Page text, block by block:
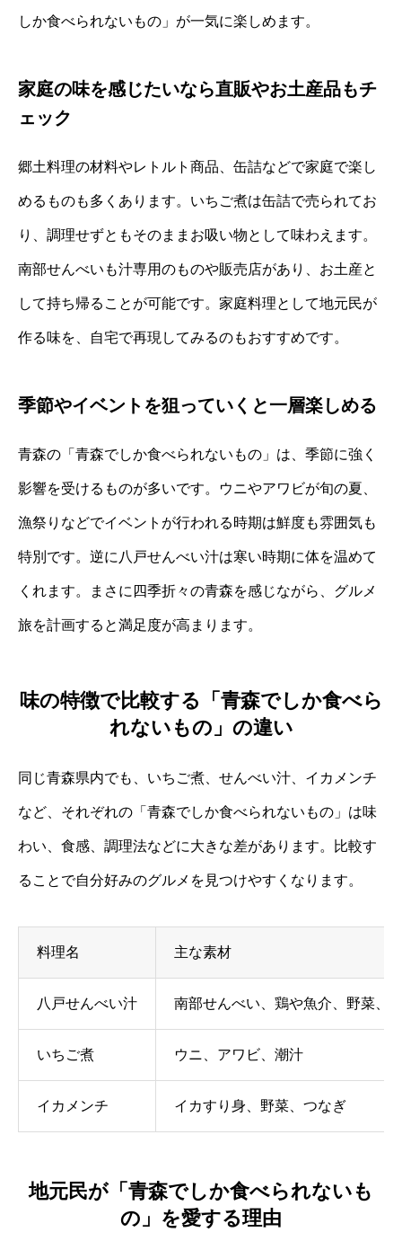
しか食べられないもの」が一気に楽しめます。
家庭の味を感じたいなら直販やお土産品もチ
ェック
郷土料理の材料やレトルト商品、缶詰などで家庭で楽し
めるものも多くあります。いちご煮は缶詰で売られてお
り、調理せずともそのままお吸い物として味わえます。
南部せんべいも汁専用のものや販売店があり、お土産と
して持ち帰ることが可能です。家庭料理として地元民が
作る味を、自宅で再現してみるのもおすすめです。
季節やイベントを狙っていくと一層楽しめる
青森の「青森でしか食べられないもの」は、季節に強く
影響を受けるものが多いです。ウニやアワビが旬の夏、
漁祭りなどでイベントが行われる時期は鮮度も雰囲気も
特別です。逆に八戸せんべい汁は寒い時期に体を温めて
くれます。まさに四季折々の青森を感じながら、グルメ
旅を計画すると満足度が高まります。
味の特徴で比較する「青森でしか食べら
れないもの」の違い
同じ青森県内でも、いちご煮、せんべい汁、イカメンチ
など、それぞれの「青森でしか食べられないもの」は味
わい、食感、調理法などに大きな差があります。比較す
ることで自分好みのグルメを見つけやすくなります。
料理名 主な素材
八戸せんべい汁 南部せんべい、鶏や魚介、野菜、
いちご煮 ウニ、アワビ、潮汁
イカメンチ イカすり身、野菜、つなぎ
地元民が「青森でしか食べられないも
の」を愛する理由